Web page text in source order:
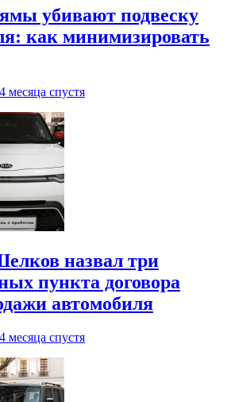
убивают подвеску
как минимизировать
4 месяца спустя
назвал три
пункта договора
автомобиля
4 месяца спустя